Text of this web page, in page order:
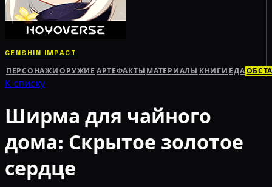
GENSHIN IMPACT
ПЕРСОНАЖИ ОРУЖИЕ АРТЕФАКТЫ МАТЕРИАЛЫ КНИГИ ЕДА
К списку
Ширма для чайного
дома: Скрытое золотое
сердце